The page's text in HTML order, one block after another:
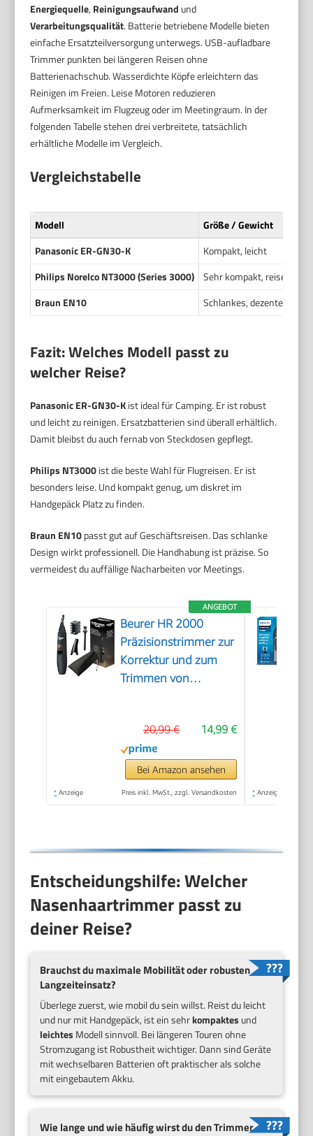
Energiequelle, Reinigungsaufwand und
Verarbeitungsqualität. Batterie betriebene Modelle bieten
einfache Ersatzteilversorgung unterwegs. USB-aufladbare
Trimmer punkten bei längeren Reisen ohne
Batterienachschub. Wasserdichte Köpfe erleichtern das
Reinigen im Freien. Leise Motoren reduzieren
Aufmerksamkeit im Flugzeug oder im Meetingraum. In der
folgenden Tabelle stehen drei verbreitete, tatsächlich
erhältliche Modelle im Vergleich.
Vergleichstabelle
Modell
Größe / Gewicht
Panasonic ER-GN30-K
Kompakt, leicht
Philips Norelco NT3000 (Series 3000)
Sehr kompakt,
Braun EN10
Schlankes, dezentes
Fazit: Welches Modell passt zu
welcher Reise?
Panasonic ER-GN30-Kist ideal für Camping. Er ist robust
und leicht zu reinigen. Ersatzbatterien sind überall erhältlich.
Damit bleibst du auch fernab von Steckdosen gepflegt.
Philips NT3000ist die beste Wahl für Flugreisen. Er ist
besonders leise. Und kompakt genug, um diskret im
Handgepäck Platz zu finden.
Braun EN10passt gut auf Geschäftsreisen. Das schlanke
Design wirkt professionell. Die Handhabung ist präzise. So
vermeidest du auffällige Nacharbeiten vor Meetings.
ANGEBOT
Beurer HR 2000
Präzisionstrimmer zur
Korrektur und zum
Trimmen von
Kammaufsatz und
abnehmbarem
Schneidaufsatz
14,99 €
20,99 €
Bei Amazon ansehen
* Anzeige Preis inkl. MwSt., zzgl. Versandkosten * Anzeige
Entscheidungshilfe: Welcher
Nasenhaartrimmer passt zu
deiner Reise?
Brauchst du maximale Mobilität oder robusten
Langzeiteinsatz?
Überlege zuerst, wie mobil du sein willst. Reist du leicht
und nur mit Handgepäck, ist ein sehrkompaktes und
leichtes Modell sinnvoll. Bei längeren Touren ohne
Stromzugang ist Robustheit wichtiger. Dann sind Geräte
mit wechselbaren Batterien oft praktischer als solche
mit eingebautem Akku.
Wie lange und wie häufig wirst du den Trimmer